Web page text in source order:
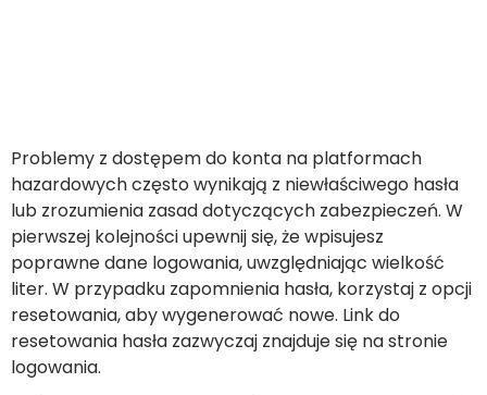
Problemy z dostępem do konta na platformach
hazardowych często wynikają z niewłaściwego hasła
lub zrozumienia zasad dotyczących zabezpieczeń. W
pierwszej kolejności upewnij się, że wpisujesz
poprawne dane logowania, uwzględniając wielkość
liter. W przypadku zapomnienia hasła, korzystaj z opcji
resetowania, aby wygenerować nowe. Link do
resetowania hasła zazwyczaj znajduje się na stronie
logowania.